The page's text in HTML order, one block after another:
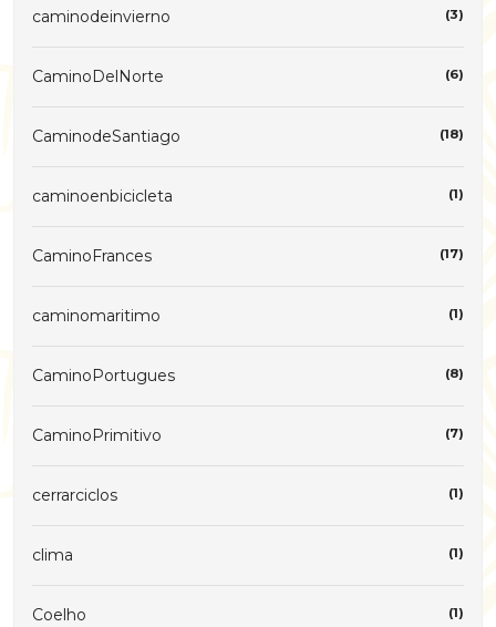
caminodeinvierno (3)
CaminoDelNorte (6)
CaminodeSantiago (18)
caminoenbicicleta (1)
CaminoFrances (17)
caminomaritimo (1)
CaminoPortugues (8)
CaminoPrimitivo (7)
cerrarciclos (1)
clima (1)
Coelho (1)